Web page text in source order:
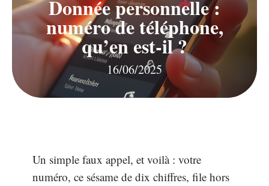
Donnée personnelle :
numéro de téléphone,
qu’en est-il ?
16/06/2025
Un simple faux appel, et voilà : votre
numéro, ce sésame de dix chiffres, file hors